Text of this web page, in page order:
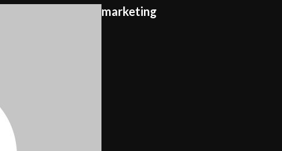
marketing